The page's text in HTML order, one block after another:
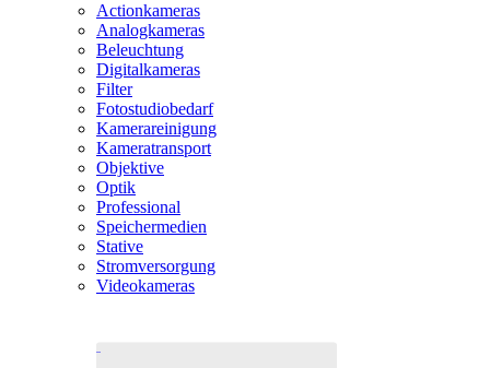
Actionkameras
Analogkameras
Beleuchtung
Digitalkameras
Filter
Fotostudiobedarf
Kamerareinigung
Kameratransport
Objektive
Optik
Professional
Speichermedien
Stative
Stromversorgung
Videokameras